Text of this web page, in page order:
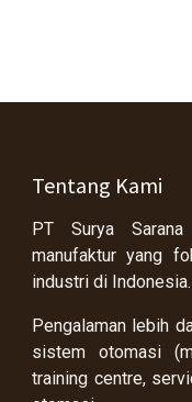
Tentang Kami
PT Surya Sarana
manufaktur yang
industri di Indonesia.
Pengalaman lebih
sistem otomasi
training centre,